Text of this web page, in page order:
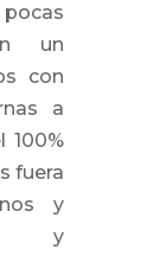
un
con
a
100%
fuera
y
y